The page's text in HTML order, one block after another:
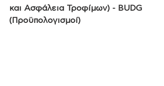
και Ασφάλεια Τροφίμων) - BUDG
(Προϋπολογισμοί)